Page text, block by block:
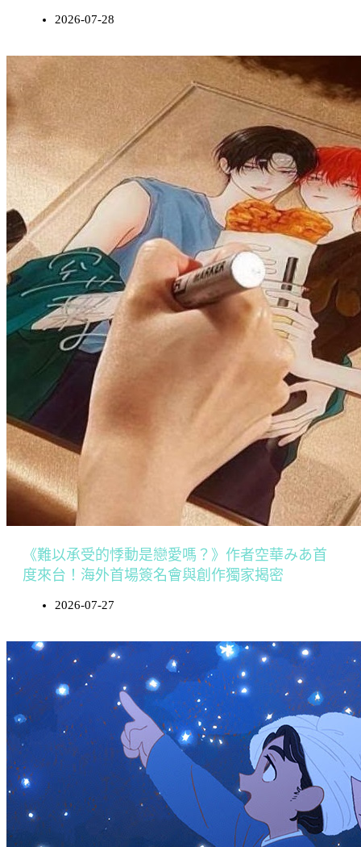
2026-07-28
《難以承受的悸動是戀愛嗎？》作者空華みあ首
度來台！海外首場簽名會與創作獨家揭密
2026-07-27